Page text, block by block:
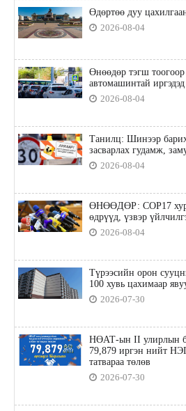
Өдөртөө дуу
2026-08-04
Өнөөдөр тэгш тоогоор
автомашинтай
2026-08-04
Танилц: Шинээр
засварлах гудамж,
2026-08-04
ӨНӨӨДӨР: COP17
өдрүүд, үзвэр
2026-08-04
Түрээсийн орон
100 хувь цахимаар
2026-07-30
НӨАТ-ын II улирлын
79,879 иргэн нийт
татвараа төлөв
2026-07-30